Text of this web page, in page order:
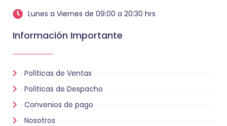
Lunes a Viernes de 09:00 a 20:30 hrs
Información Importante
Políticas de Ventas
Políticas de Despacho
Convenios de pago
Nosotros